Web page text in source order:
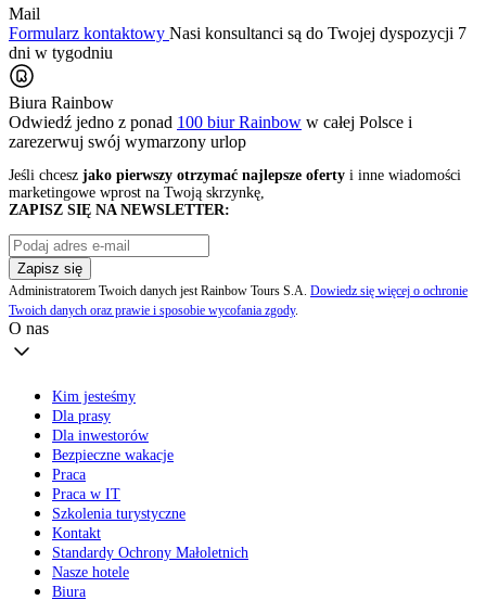
Mail
Formularz kontaktowy Nasi konsultanci są do Twojej dyspozycji 7
dni w tygodniu
Biura Rainbow
Odwiedź jedno z ponad 100 biur Rainbow w całej Polsce i
zarezerwuj swój wymarzony urlop
Jeśli chcesz jako pierwszy otrzymać najlepsze oferty i inne wiadomości
marketingowe wprost na Twoją skrzynkę,
ZAPISZ SIĘ NA NEWSLETTER:
Zapisz się
Administratorem Twoich danych jest Rainbow Tours S.A. Dowiedz się więcej o ochronie
Twoich danych oraz prawie i sposobie wycofania zgody.
O nas
Kim jesteśmy
Dla prasy
Dla inwestorów
Bezpieczne wakacje
Praca
Praca w IT
Szkolenia turystyczne
Kontakt
Standardy Ochrony Małoletnich
Nasze hotele
Biura